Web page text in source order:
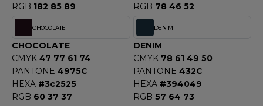
ATHLETIC®
ATHLETIC® COLLECTION
ETIQUETTE
CLOTHING
RGB 182 85 89
RGB 78 46 52
CHOCOLATE
CHOCOLATE
CMYK 47 77 61 74
PANTONE 4975C
HEXA #3c2525
RGB 60 37 37
DENIM
DENIM
CMYK 78 61 49 50
PANTONE 432C
HEXA #394049
RGB 57 64 73